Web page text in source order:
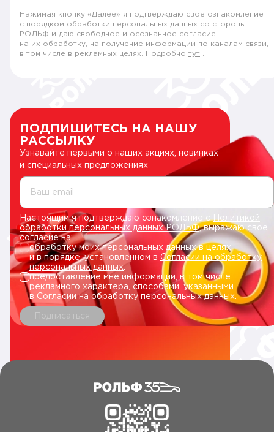
Нажимая кнопку «Далее» я подтверждаю свое ознакомление
с порядком обработки персональных данных со стороны
РОЛЬФ и даю свободное и осознанное согласие
на их обработку, на получение информации по каналам связи,
в том числе в рекламных целях. Подробно тут
ПОДПИШИТЕСЬ НА НАШУ
РАССЫЛКУ
Узнавайте первыми о наших акциях, новинках
и специальных предложениях
Ваш email
Настоящим я подтверждаю ознакомление сПолитикой
обработки персональных данных РОЛЬФ, выражаю свое
согласие на:
обработку моих персональных данных в целях
и в порядке, установленном в Согласии на обработку
персональных данных.
предоставление мне информации, в том числе
рекламного характера, способами, указанными
в Согласии на обработку персональных данных
Подписаться